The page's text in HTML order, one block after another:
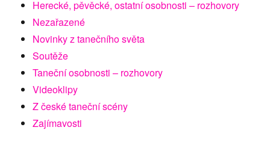
Herecké, pěvěcké, ostatní osobnosti – rozhovory
Nezařazené
Novinky z tanečního světa
Soutěže
Taneční osobnosti – rozhovory
Videoklipy
Z české taneční scény
Zajímavosti